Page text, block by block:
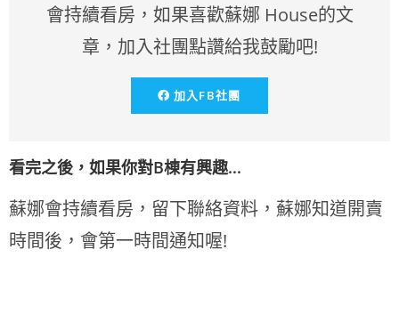
會持續看房，如果喜歡蘇娜 House的文
章，加入社團點讚給我鼓勵吧!
加入FB社團
看完之後，如果你對B棟有興趣...
蘇娜會持續看房，留下聯絡資料，蘇娜知道開賣
時間後，會第一時間通知喔!